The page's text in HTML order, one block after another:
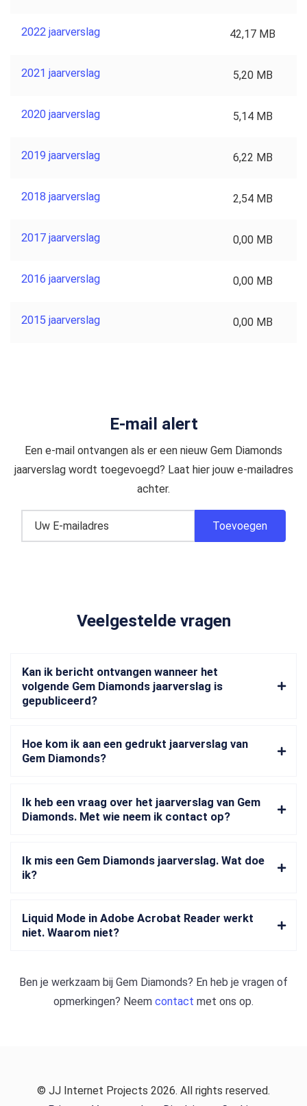
2022 jaarverslag 42,17 MB
2021 jaarverslag 5,20 MB
2020 jaarverslag 5,14 MB
2019 jaarverslag 6,22 MB
2018 jaarverslag 2,54 MB
2017 jaarverslag 0,00 MB
2016 jaarverslag 0,00 MB
2015 jaarverslag 0,00 MB
E-mail alert
Een e-mail ontvangen als er een nieuw Gem Diamonds
jaarverslag wordt toegevoegd? Laat hier jouw e-mailadres
achter.
Veelgestelde vragen
Kan ik bericht ontvangen wanneer het
volgende Gem Diamonds jaarverslag is
gepubliceerd?
Hoe kom ik aan een gedrukt jaarverslag van
Gem Diamonds?
Ik heb een vraag over het jaarverslag van Gem
Diamonds. Met wie neem ik contact op?
Ik mis een Gem Diamonds jaarverslag. Wat doe
ik?
Liquid Mode in Adobe Acrobat Reader werkt
niet. Waarom niet?
Ben je werkzaam bij Gem Diamonds? En heb je vragen of
opmerkingen? Neem contact met ons op.
© JJ Internet Projects 2026. All rights reserved.